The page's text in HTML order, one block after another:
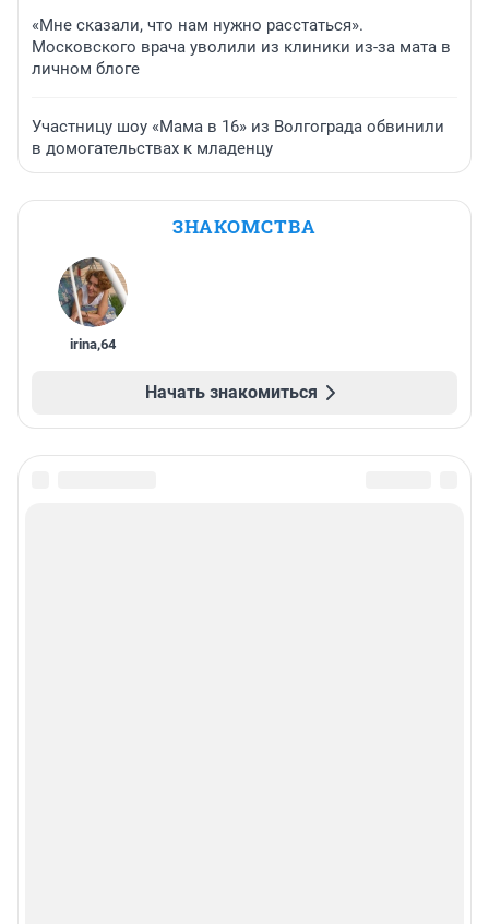
«Мне сказали, что нам нужно расстаться».
Московского врача уволили из клиники из-за мата в
личном блоге
Участницу шоу «Мама в 16» из Волгограда обвинили
в домогательствах к младенцу
ЗНАКОМСТВА
irina,64
Начать знакомиться